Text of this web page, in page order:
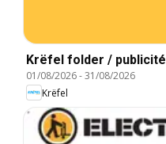
Krëfel folder / publicité
01/08/2026-31/08/2026
Krëfel